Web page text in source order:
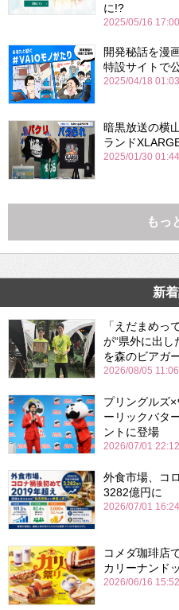
に!?
2025/05/16
開発秘話を漫
特設サイトで
2025/04/18
暗黒放送の横
ランド
2025/01/30
もっ
新
「えだまめっ
が“県外に出し
を森のビアガ
2026/08/05 11:06
プリングルズ
ーリックバタ
ントに登場
2026/07/01 22:12
外食市場、コ
3282億円に
2026/07/01 16:24
コメダ珈琲店
カリーナンド
2026/06/16 15:52